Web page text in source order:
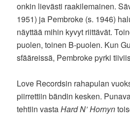
onkin lievästi raakilemainen.
1951) ja Pembroke (s. 1946)
näyttää mihin kyvyt riittävät.
puolen, toinen B-puolen. Kun
sfääreissä, Pembroke pyrki
Love Recordsin rahapulan
piirrettiin bändin kesken.
tehtiin vastaHard N’ Hornyn